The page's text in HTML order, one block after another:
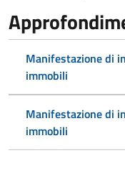
Manifestazione di
immobili
Manifestazione di
immobili